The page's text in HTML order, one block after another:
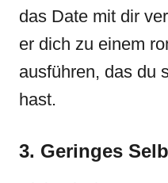
das Date mit dir
er dich zu einem
ausführen, das du
hast.
3. Geringes